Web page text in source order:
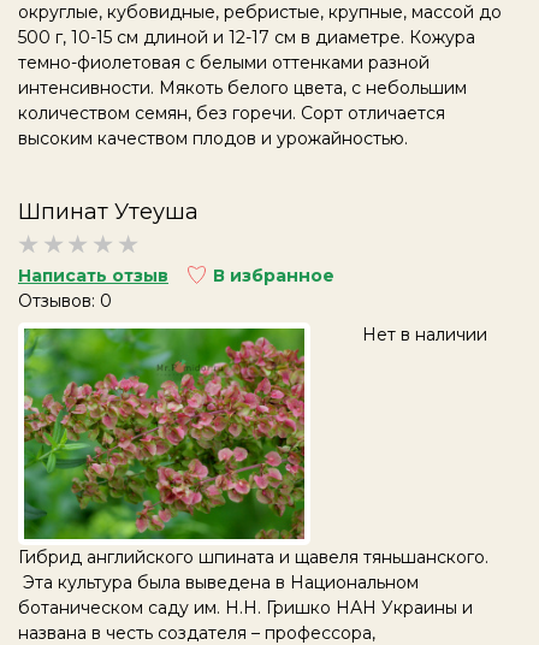
округлые, кубовидные, ребристые, крупные, массой до
500 г, 10-15 см длиной и 12-17 см в диаметре. Кожура
темно-фиолетовая с белыми оттенками разной
интенсивности. Мякоть белого цвета, с небольшим
количеством семян, без горечи. Сорт отличается
высоким качеством плодов и урожайностью.
Шпинат Утеуша
Отзывов: 0
Написать отзыв В избранное
Нет в наличии
Гибрид английского шпината и щавеля тяньшанского.
Эта культура была выведена в Национальном
ботаническом саду им. Н.Н. Гришко НАН Украины и
названа в честь создателя – профессора,